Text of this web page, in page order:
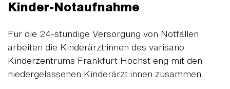
Kinder-Notaufnahme
Für die 24-stündige Versorgung von Notfällen
arbeiten die Kinderärzt:innen des varisano
Kinderzentrums Frankfurt Höchst eng mit den
niedergelassenen Kinderärzt:innen zusammen.